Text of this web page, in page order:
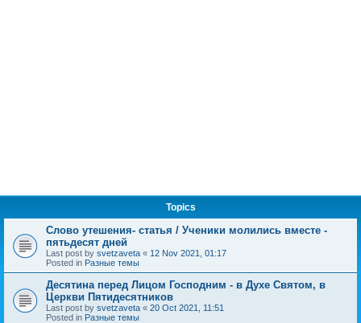
Topics
Слово утешения- статья / Ученики молились вместе -
пятьдесят дней
Last post by svetzaveta « 12 Nov 2021, 01:17
Posted in Разные темы
Десятина перед Лицом Господним - в Духе Святом, в
Церкви Пятидесятников
Last post by svetzaveta « 20 Oct 2021, 11:51
Posted in Разные темы